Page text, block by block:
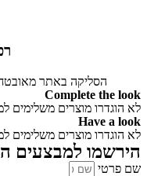
הסליקה באתר
Complete the look
לא הוגדרו מוצרים משלימים
Have a look
לא הוגדרו מוצרים משלימים
הירשמו למבצעים
שם פרטי